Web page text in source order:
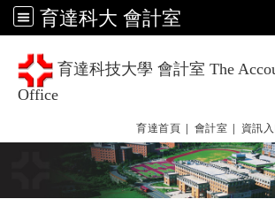
育達科大 會計室
育達科技大學 會計室 The
Office
育達首頁 | 會計室 | 資訊